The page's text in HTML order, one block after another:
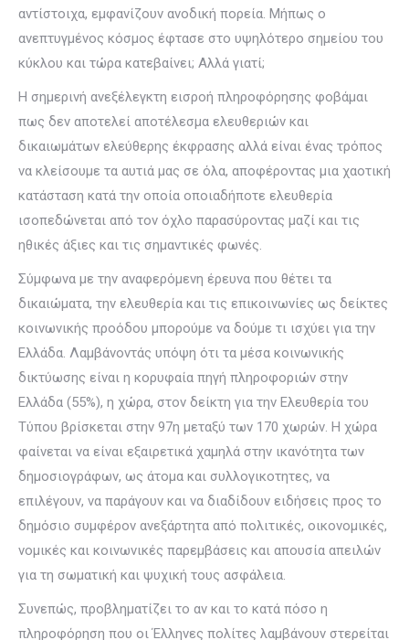
αντίστοιχα, εμφανίζουν ανοδική πορεία. Μήπως ο
ανεπτυγμένος κόσμος έφτασε στο υψηλότερο σημείου του
κύκλου και τώρα κατεβαίνει; Αλλά γιατί;
Η σημερινή ανεξέλεγκτη εισροή πληροφόρησης φοβάμαι
πως δεν αποτελεί αποτέλεσμα ελευθεριών και
δικαιωμάτων ελεύθερης έκφρασης αλλά είναι ένας τρόπος
να κλείσουμε τα αυτιά μας σε όλα, αποφέροντας μια χαοτική
κατάσταση κατά την οποία οποιαδήποτε ελευθερία
ισοπεδώνεται από τον όχλο παρασύροντας μαζί και τις
ηθικές άξιες και τις σημαντικές φωνές.
Σύμφωνα με την αναφερόμενη έρευνα που θέτει τα
δικαιώματα, την ελευθερία και τις επικοινωνίες ως δείκτες
κοινωνικής προόδου μπορούμε να δούμε τι ισχύει για την
Ελλάδα. Λαμβάνοντάς υπόψη ότι τα μέσα κοινωνικής
δικτύωσης είναι η κορυφαία πηγή πληροφοριών στην
Ελλάδα (55%), η χώρα, στον δείκτη για την Ελευθερία του
Τύπου βρίσκεται στην 97η μεταξύ των 170 χωρών. Η χώρα
φαίνεται να είναι εξαιρετικά χαμηλά στην ικανότητα των
δημοσιογράφων, ως άτομα και συλλογικοτητες, να
επιλέγουν, να παράγουν και να διαδίδουν ειδήσεις προς το
δημόσιο συμφέρον ανεξάρτητα από πολιτικές, οικονομικές,
νομικές και κοινωνικές παρεμβάσεις και απουσία απειλών
για τη σωματική και ψυχική τους ασφάλεια.
Συνεπώς, προβληματίζει το αν και το κατά πόσο η
πληροφόρηση που οι Έλληνες πολίτες λαμβάνουν στερείται